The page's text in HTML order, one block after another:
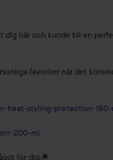
dig hår och kunde bli en
favoriter när det
heat-styling-protection-150-
200-ml
för dig.🌟